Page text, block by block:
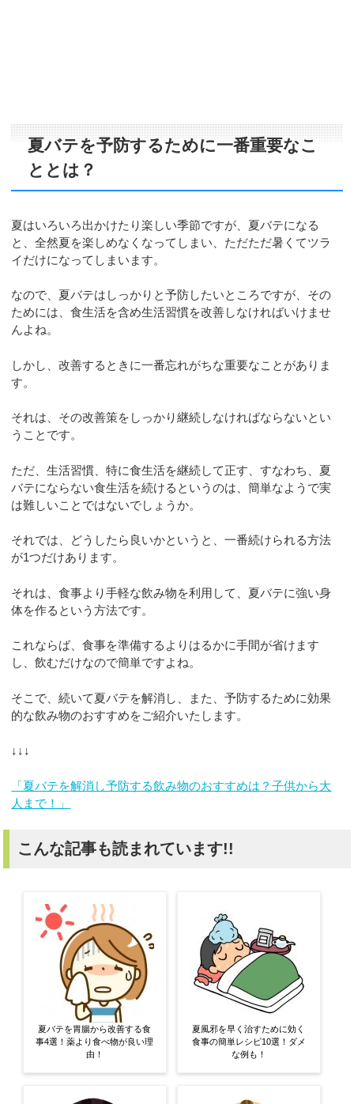
夏バテを予防するために一番重要なこ
ととは？
夏はいろいろ出かけたり楽しい季節ですが、夏バテになる
と、全然夏を楽しめなくなってしまい、ただただ暑くてツラ
イだけになってしまいます。
なので、夏バテはしっかりと予防したいところですが、その
ためには、食生活を含め生活習慣を改善しなければいけませ
んよね。
しかし、改善するときに一番忘れがちな重要なことがありま
す。
それは、その改善策をしっかり継続しなければならないとい
うことです。
ただ、生活習慣、特に食生活を継続して正す、すなわち、夏
バテにならない食生活を続けるというのは、簡単なようで実
は難しいことではないでしょうか。
それでは、どうしたら良いかというと、一番続けられる方法
が1つだけあります。
それは、食事より手軽な飲み物を利用して、夏バテに強い身
体を作るという方法です。
これならば、食事を準備するよりはるかに手間が省けます
し、飲むだけなので簡単ですよね。
そこで、続いて夏バテを解消し、また、予防するために効果
的な飲み物のおすすめをご紹介いたします。
↓↓↓
「夏バテを解消し予防する飲み物のおすすめは？子供から大
人まで！」
こんな記事も読まれています!!
夏バテを胃腸から改善する食
事4選！薬より食べ物が良い理
由！
夏風邪を早く治すために効く
食事の簡単レシピ10選！ダメ
な例も！